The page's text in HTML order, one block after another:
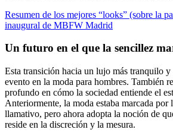
Resumen de los mejores “looks” (sobre la
inaugural de MBFW Madrid
Un futuro en el que la sencillez
Esta transición hacia un lujo más tranquilo y
evento en la moda para hombres. También
profundo en cómo la sociedad entiende el
Anteriormente, la moda estaba marcada por
llamativo, pero ahora adopta la noción de
reside en la discreción y la mesura.